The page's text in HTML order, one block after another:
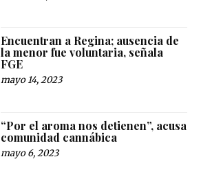
Encuentran a Regina; ausencia de
la menor fue voluntaria, señala
FGE
mayo 14, 2023
“Por el aroma nos detienen”, acusa
comunidad cannábica
mayo 6, 2023